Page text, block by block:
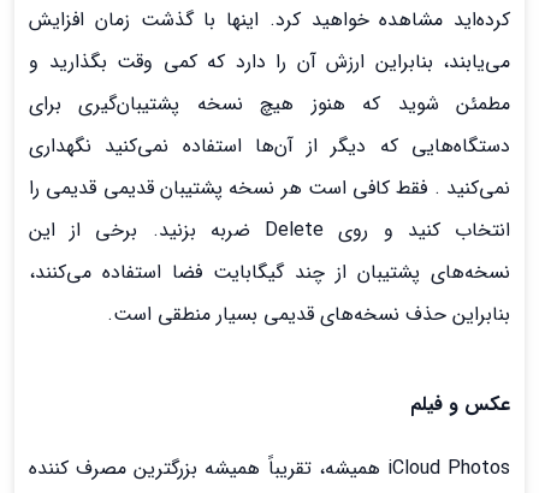
کرده‌اید مشاهده خواهید کرد. اینها با گذشت زمان افزایش
می‌یابند، بنابراین ارزش آن را دارد که کمی وقت بگذارید و
مطمئن شوید که هنوز هیچ نسخه پشتیبان‌گیری برای
دستگاه‌هایی که دیگر از آن‌ها استفاده نمی‌کنید نگهداری
نمی‌کنید . فقط کافی است هر نسخه پشتیبان قدیمی قدیمی را
انتخاب کنید و روی Delete ضربه بزنید. برخی از این
نسخه‌های پشتیبان از چند گیگابایت فضا استفاده می‌کنند،
بنابراین حذف نسخه‌های قدیمی بسیار منطقی است.
عکس و فیلم
iCloud Photos همیشه، تقریباً همیشه بزرگترین مصرف کننده